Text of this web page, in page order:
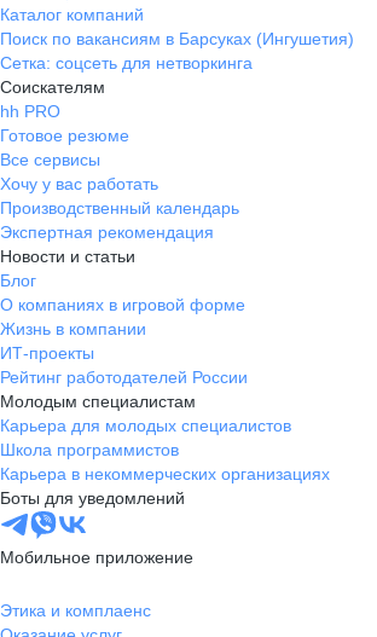
Каталог компаний
Поиск по вакансиям в Барсуках (Ингушетия)
Сетка: соцсеть для нетворкинга
Соискателям
hh PRO
Готовое резюме
Все сервисы
Хочу у вас работать
Производственный календарь
Экспертная рекомендация
Новости и статьи
Блог
О компаниях в игровой форме
Жизнь в компании
ИТ-проекты
Рейтинг работодателей России
Молодым специалистам
Карьера для молодых специалистов
Школа программистов
Карьера в некоммерческих организациях
Боты для уведомлений
Мобильное приложение
Этика и комплаенс